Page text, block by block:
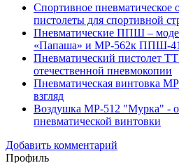
Спортивное пневматическое
пистолеты для спортивной
Пневматические ППШ –
«Папаша» и МР-562к ППШ-41
Пневматический пистолет
отечественной пневмокопии
Пневматическая винтовка
взгляд
Воздушка МР-512 "Мурка" -
пневматической винтовки
Добавить комментарий
Профиль